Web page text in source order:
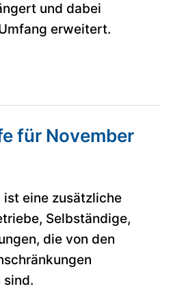
und dabei
erweitert.
für November
eine zusätzliche
Selbständige,
die von den
sind.